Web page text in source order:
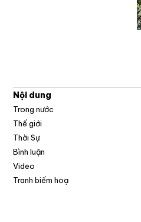
Nội dung
Trong nước
Thế giới
Thời Sự
Bình luận
Video
Tranh biếm hoạ